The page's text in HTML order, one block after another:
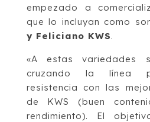
empezado a
que lo incluyan como
y Feliciano KWS.
«A estas variedades
cruzando la línea
resistencia con las
de KWS (buen
rendimiento). El